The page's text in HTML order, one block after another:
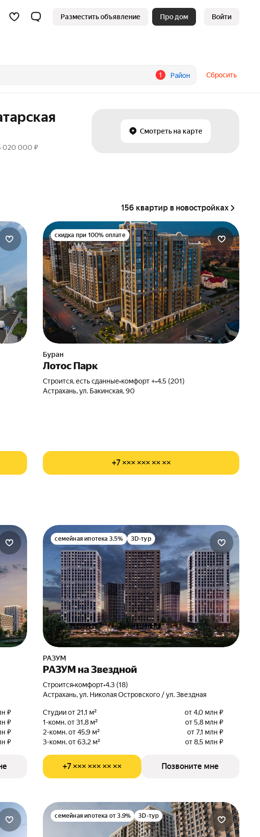
Разместить объявление Про дом Войти
1 Район Сбросить
020 000 ₽
Смотреть на карте
156 квартир в новостройках
скидка при 100% оплате
Буран
Лотос Парк
Строится, есть сданные•комфорт +•4.5 (201)
Астрахань, ул. Бакинская, 90
+7 ××× ××× ×× ××
₽
₽
₽
₽
семейная ипотека 3.5% 3D-тур
РАЗУМ
РАЗУМ на Звездной
Строится•комфорт•4.3 (18)
Астрахань, ул. Николая Островского / ул. Звездная
Студии от 21,1 м²
от 4,0 млн ₽
1-комн. от 31,8 м²
от 5,8 млн ₽
2-комн. от 45,9 м²
от 7,1 млн ₽
3-комн. от 63,2 м²
от 8,5 млн ₽
+7 ××× ××× ×× ×× Позвоните мне
семейная ипотека от 3.9% 3D-тур